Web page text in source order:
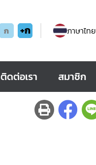
ก +ก ภาษาไทย
ติดต่อเรา สมาชิก